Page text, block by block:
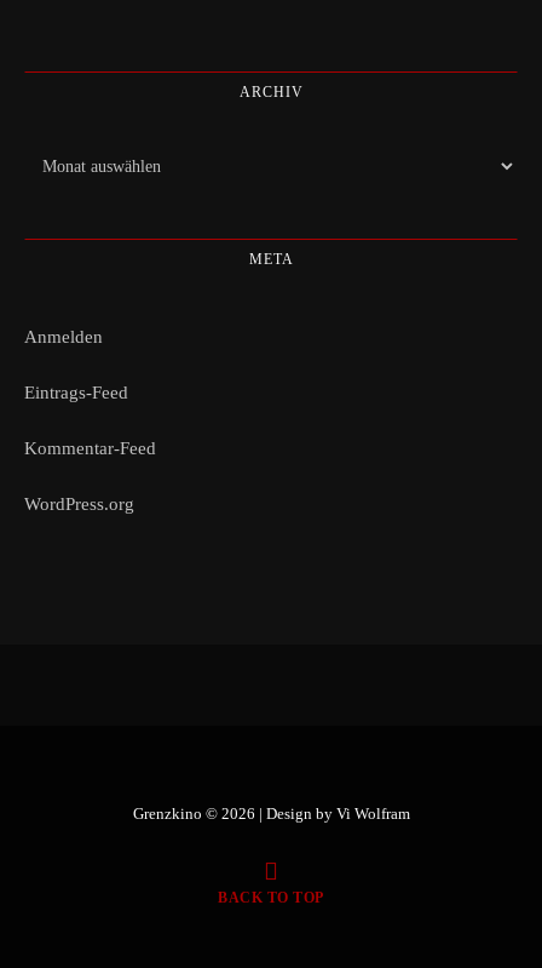
ARCHIV
Archiv
META
Anmelden
Eintrags-Feed
Kommentar-Feed
WordPress.org
Grenzkino © 2026 | Design by Vi Wolfram
BACK TO TOP